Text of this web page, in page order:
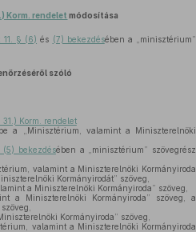
Korm. rendelet módosítása
11. § (6) és (7) bekezdésében a „minisztérium”
szóló
31.) Korm. rendelet
a „Minisztérium, valamint a Miniszterelnöki
bekezdésében a „minisztérium” szövegrész
valamint a Miniszterelnöki Kormányiroda
Kormányirodát” szöveg,
a Miniszterelnöki Kormányiroda” szöveg,
a Miniszterelnöki Kormányiroda” szöveg, a
Kormányiroda” szöveg,
valamint a Miniszterelnöki Kormányiroda